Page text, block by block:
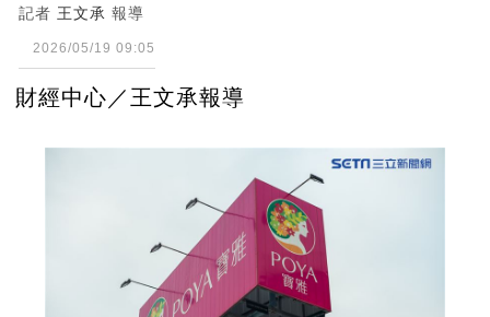
記者 王文承 報導
2026/05/19 09:05
財經中心／王文承報導